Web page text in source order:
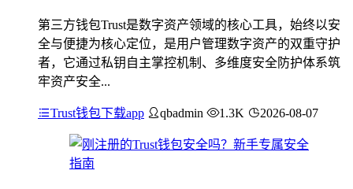
第三方钱包Trust是数字资产领域的核心工具，始终以安
全与便捷为核心定位，是用户管理数字资产的双重守护
者，它通过私钥自主掌控机制、多维度安全防护体系筑
牢资产安全...
Trust钱包下载app qbadmin 1.3K 2026-08-07